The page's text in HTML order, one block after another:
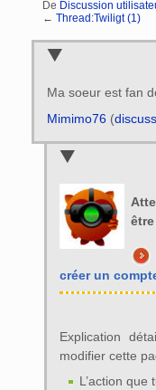
De Discussion
← Thread:Twiligt (1)
Ma soeur est fan
Mimimo76(
créer un
Explication
modifier cette
L’action